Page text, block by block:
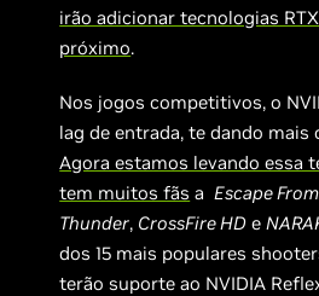
irão adicionar tecnologias
próximo.
Nos jogos competitivos, o
lag de entrada, te dando mais
Agora estamos levando essa
tem muitos fãs a Escape
Thunder, CrossFire HD e
dos 15 mais populares
terão suporte ao NVIDIA